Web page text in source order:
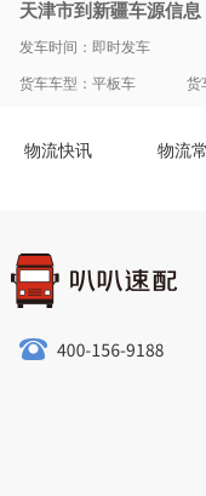
天津市到新疆车源信息
发车时间：即时发车
货车车型：平板车
货
物流快讯 物流